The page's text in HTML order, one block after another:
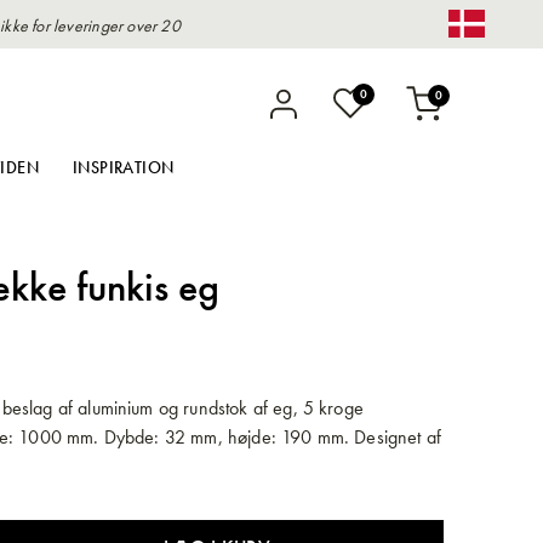
for leveringer over 20
0
Indkøbskurv
0varer
INSPIRATION
funkis eg
af aluminium og rundstok af eg, 5 kroge
1000 mm. Dybde: 32 mm, højde: 190 mm. Designet af